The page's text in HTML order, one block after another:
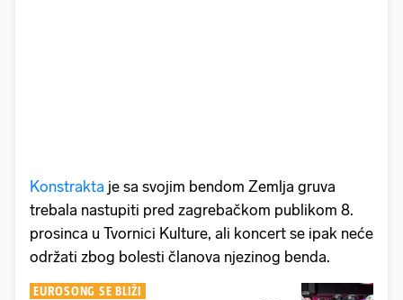
Konstrakta je sa svojim bendom Zemlja gruva
trebala nastupiti pred zagrebačkom publikom 8.
prosinca u Tvornici Kulture, ali koncert se ipak neće
održati zbog bolesti članova njezinog benda.
EUROSONG SE BLIŽI